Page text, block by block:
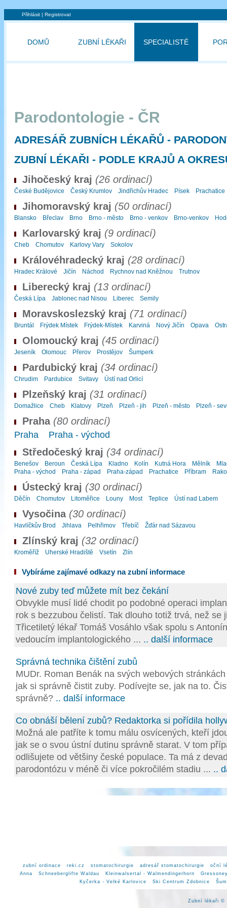
Přihlásit | Registrovat
DOMŮ ZUBNÍ LÉKAŘI SPECIALISTÉ
Parodontologie - ČR
ADRESÁŘ ZUBNÍCH LÉKAŘŮ -
ZUBNÍ LÉKAŘI - PODLE KRAJŮ A
Jihočeský kraj (26 ordinací)
České Budějovice Český Krumlov Jindřichův Hradec Písek Prachatice
Jihomoravský kraj (50 ordinací)
Blansko Břeclav Brno Brno - město Brno - venkov Brno-venkov
Karlovarský kraj (9 ordinací)
Cheb Chomutov Karlovy Vary Sokolov
Královéhradecký kraj (28 ordinací)
Hradec Králové Jičín Náchod Rychnov nad Kněžnou Trutnov
Liberecký kraj (13 ordinací)
Česká Lípa Jablonec nad Nisou Liberec Semily
Moravskoslezský kraj (71 ordinací)
Bruntál Frýdek Místek Frýdek-Místek Karviná Nový Jičín Opava
Olomoucký kraj (45 ordinací)
Jeseník Olomouc Přerov Prostějov Šumperk
Pardubický kraj (34 ordinací)
Chrudim Pardubice Svitavy Ústí nad Orlicí
Plzeňský kraj (31 ordinací)
Domažlice Cheb Klatovy Plzeň Plzeň - jih Plzeň - město Plzeň -
Praha (80 ordinací)
Praha Praha - východ
Středočeský kraj (34 ordinací)
Benešov Beroun Česká Lípa Kladno Kolín Kutná Hora Mělník
Praha - východ
Praha - západ Praha-západ Prachatice Příbram
Ústecký kraj (30 ordinací)
Děčín Chomutov Litoměřice Louny Most Teplice Ústí nad Labem
Vysočina (30 ordinací)
Havlíčkův Brod Jihlava Pelhřimov Třebíč Žďár nad Sázavou
Zlínský kraj (32 ordinací)
Kroměříž Uherské Hradiště Vsetín Zlín
Vybíráme zajímavé odkazy na zubní informace
Nové zuby teď můžete mít bez čekání
Obvykle musí lidé chodit po podobné operaci
rok s bezzubou čelistí. Tak dlouho totiž trvá, než se
Třicetiletý lékař Tomáš Vosáhlo však spolu s
vedoucím implantologického ... .. další informace
Správná technika čištění zubů
MUDr. Roman Benák na svých webových
jak si správně čistit zuby. Podívejte se, jak na to.
správně? .. další informace
Co obnáší bělení zubů? Redaktorka si pořídila
Možná ale patříte k tomu málu osvícených, kteří
jak se o svou ústní dutinu správně starat. V tom
odlišujete od většiny české populace. Ta má z
parodontózu v méně či více pokročilém stadiu ... ..
zubní ordinace reki.cz stomatochirurgie adresář stomatochirurgie
oční
Anna
Schneeberglifte Waldau Kleinwalsertal - Walmendingerhorn
Kyčerka - Velké Karlovice
Ski Centrum Zdobnice
Zubní lékaři ©